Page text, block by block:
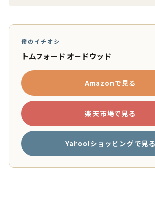
僕のイチオシ
トムフォード オードウッド
Amazonで見る
楽天市場で見る
Yahoo!ショッピングで見る